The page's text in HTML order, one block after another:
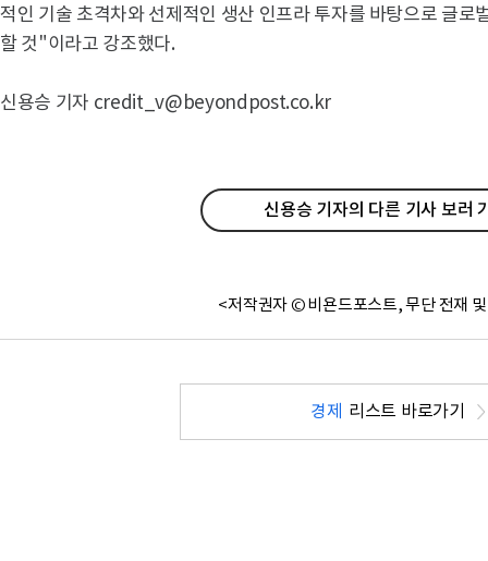
적인 기술 초격차와 선제적인 생산 인프라 투자를 바탕으로 글로
할 것"이라고 강조했다.
신용승 기자 credit_v@beyondpost.co.kr
신용승 기자의 다른 기사 보러
<저작권자 © 비욘드포스트, 무단 전재
경제 리스트 바로가기